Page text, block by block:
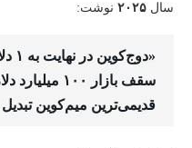
سال ۲۰۲۵ نوشت:
سقف بازار ۱۰۰
قدیمی‌ترین میم‌کوین